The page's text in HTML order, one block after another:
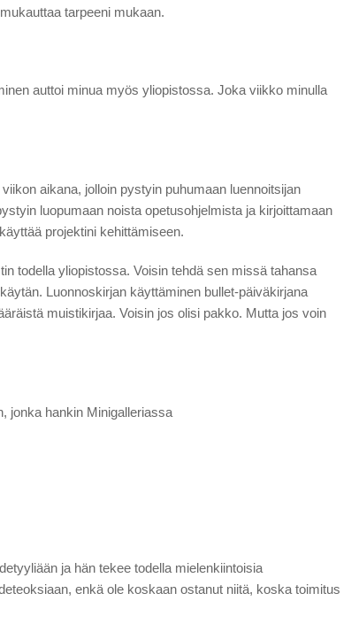
tarpeeni mukaan.
auttoi minua myös yliopistossa. Joka viikko minulla
aikana, jolloin pystyin puhumaan luennoitsijan
luopumaan noista opetusohjelmista ja kirjoittamaan
projektini kehittämiseen.
todella yliopistossa. Voisin tehdä sen missä tahansa
Luonnoskirjan käyttäminen bullet-päiväkirjana
muistikirjaa. Voisin jos olisi pakko. Mutta jos voin
jonka hankin Minigalleriassa
ja hän tekee todella mielenkiintoisia
enkä ole koskaan ostanut niitä, koska toimitus